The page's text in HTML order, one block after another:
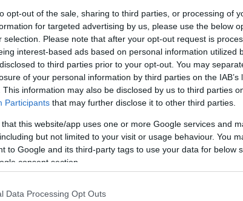
opt-out of the sale, sharing to third parties, or processing of
for targeted advertising by us, please use the below
selection. Please note that after your opt-out request is
interest-based ads based on personal information utilized
to third parties prior to your opt-out. You may
of your personal information by third parties on the IAB’s
This information may also be disclosed by us to third parties
Participants that may further disclose it to other third parties.
that this website/app uses one or more Google services and
but not limited to your visit or usage behaviour. You
to Google and its third-party tags to use your data for below
consent section.
Data Processing Opt Outs
#szoftver
Tetszik